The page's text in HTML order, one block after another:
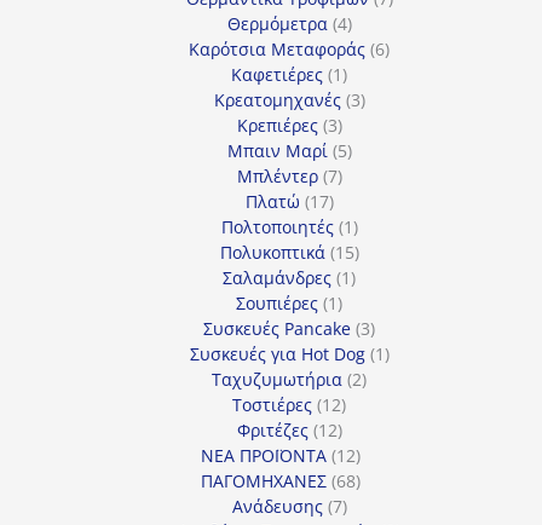
Θερμόμετρα 44
προϊόντα
Καρότσια Μεταφοράς 66
Καφετιέρες 11
προϊόν
Κρεατομηχανές 33
Κρεπιέρες 33
προϊόντα
Μπαιν Μαρί 55
Μπλέντερ 77
Πλατώ 1717
προϊόντα
Πολτοποιητές 11
προϊόν
Πολυκοπτικά 1515
προϊόντα
Σαλαμάνδρες 11
Σουπιέρες 11
προϊόν
Συσκευές Pancake 33
προϊόντα
Συσκευές για Hot Dog 11
Ταχυζυμωτήρια 22
Τοστιέρες 1212
προϊόντα
Φριτέζες 1212
προϊόντα
ΝΕΑ ΠΡΟΪΟΝΤΑ 1212
προϊόντα
ΠΑΓΟΜΗΧΑΝΕΣ 6868
Ανάδευσης 77